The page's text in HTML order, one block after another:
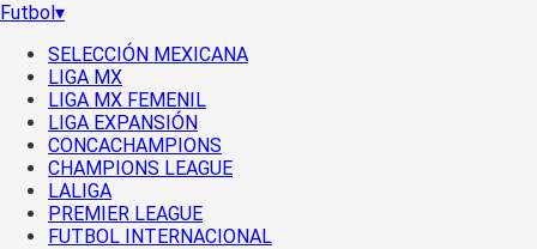
Futbol▾
SELECCIÓN MEXICANA
LIGA MX
LIGA MX FEMENIL
LIGA EXPANSIÓN
CONCACHAMPIONS
CHAMPIONS LEAGUE
LALIGA
PREMIER LEAGUE
FUTBOL INTERNACIONAL